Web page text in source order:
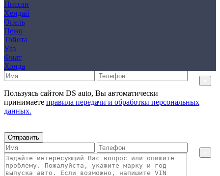
Ниссан
Хендай
Опель
Пежо
Тойота
Уаз
Фиат
Хонда
Пользуясь сайтом DS auto, Вы автоматически
принимаете правила передачи и обработки персональных
данных.
Отправить